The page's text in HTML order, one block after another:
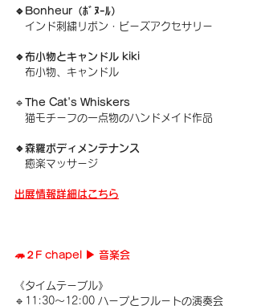
🔹Bonheur（ﾎﾞﾇｰﾙ）
インド刺繍リボン・ビーズアクセサリー
🔹布小物とキャンドル kiki
布小物、キャンドル
🔹 The Cat's Whiskers
猫モチーフの一点物のハンドメイド作品
🔹森羅ボディメンテナンス
癒楽マッサージ
出展情報詳細はこちら
🦔２F chapel ▶︎ 音楽会
《タイムテーブル》
🔹11:30～12:00 ハープとフルートの演奏会